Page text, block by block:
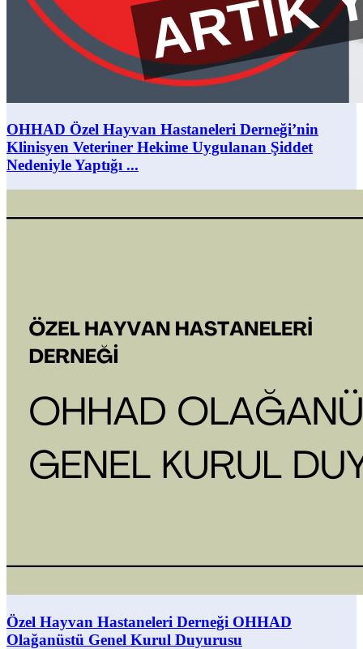
OHHAD Özel Hayvan Hastaneleri Derneği’nin
Klinisyen Veteriner Hekime Uygulanan Şiddet
Nedeniyle Yaptığı ...
Özel Hayvan Hastaneleri Derneği OHHAD
Olağanüstü Genel Kurul Duyurusu